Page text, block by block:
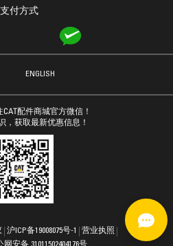
支付方式
ENGLISH
配件商城官方微信！
，获取最新优惠信息！
沪ICP备19008075号-1
营业执照